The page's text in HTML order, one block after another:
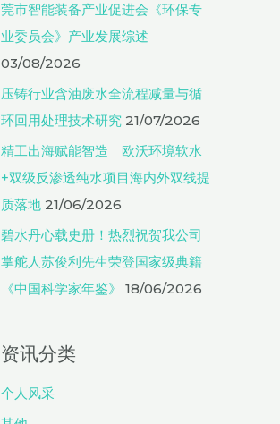
莞市智能装备产业促进会《环保专
业委员会》产业发展综述
03/08/2026
压铸行业含油废水全流程减量与循
环回用处理技术研究 21/07/2026
精工出海赋能智造｜欧沃环境软水
+双级反渗透纯水项目海内外双线提
质落地 21/06/2026
碧水丹心载史册！热烈祝贺我公司
掌舵人苏俊利先生荣登国家级典籍
《中国科学家年鉴》
18/06/2026
资讯分类
个人风采